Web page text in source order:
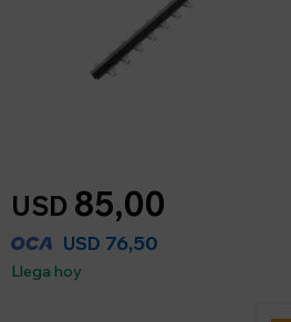
USD 85,00
USD 76,50
Llega hoy